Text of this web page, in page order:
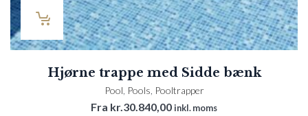
Hjørne trappe med Sidde bænk
Pool Pools Pooltrapper
Fra kr.30.840,00inkl. moms